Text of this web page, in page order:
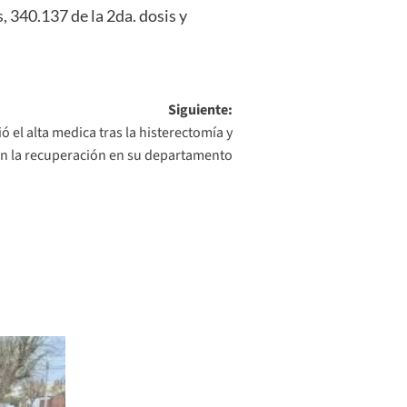
340.137 de la 2da. dosis y
Siguiente:
el alta medica tras la histerectomía y
la recuperación en su departamento